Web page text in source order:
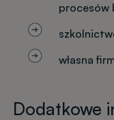
procesów
własna
Dodatkowe